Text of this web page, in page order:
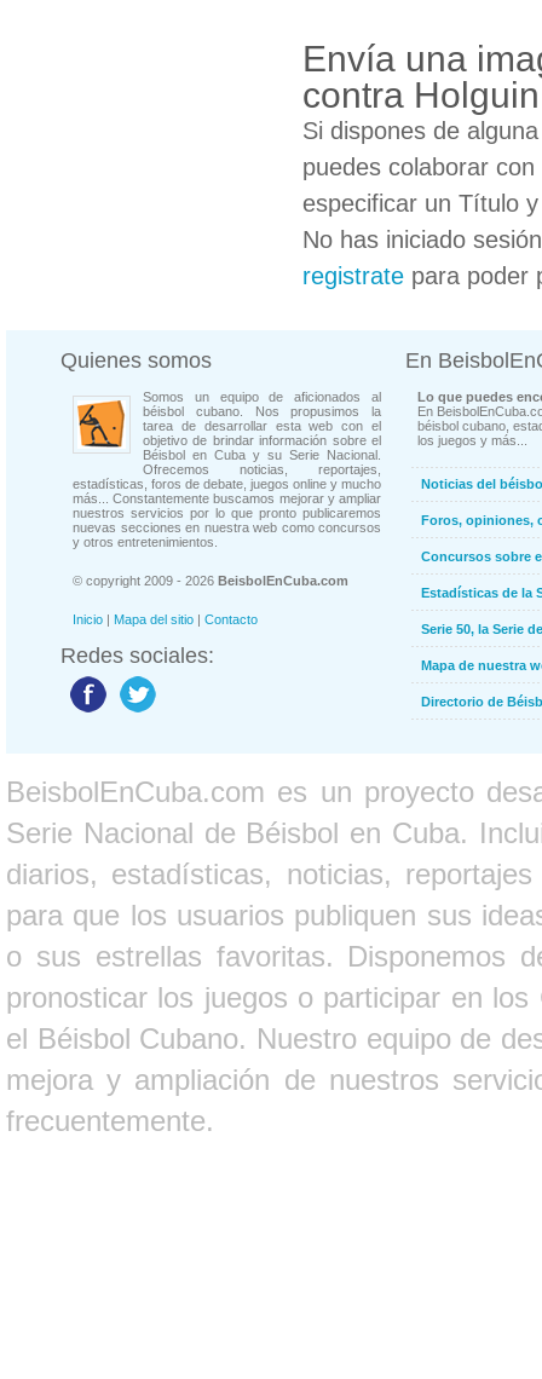
Envía una
contra Holguin
Si dispones de
puedes colaborar
especificar un Título
No has iniciado
registrate para poder
Quienes somos
Somos un equipo de aficionados al
béisbol cubano. Nos propusimos la
tarea de desarrollar esta web con el
objetivo de brindar información sobre el
Béisbol en Cuba y su Serie Nacional.
Ofrecemos noticias, reportajes,
estadísticas, foros de debate, juegos online y mucho
más... Constantemente buscamos mejorar y ampliar
nuestros servicios por lo que pronto publicaremos
nuevas secciones en nuestra web como concursos
y otros entretenimientos.
© copyright 2009 - 2026 BeisbolEnCuba.com
Inicio | Mapa del sitio | Contacto
Redes sociales:
En
Lo que puedes
En
béisbol cubano,
los juegos y más...
Noticias del
Foros, opiniones,
Concursos sobre
Estadísticas de la
Serie 50, la Serie
Mapa de nuestra
Directorio de
BeisbolEnCuba.com es un proyecto
Serie Nacional de Béisbol en Cuba.
diarios, estadísticas, noticias,
para que los usuarios publiquen sus
o sus estrellas favoritas. Disponemos
pronosticar los juegos o participar en
el Béisbol Cubano. Nuestro equipo de
mejora y ampliación de nuestros
frecuentemente.